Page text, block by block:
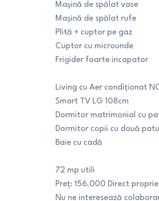
Mașină de spălat vase
Mașină de spălat rufe
Plită + cuptor pe gaz
Cuptor cu microunde
Frigider foarte incapator
Living cu Aer condiționat
Smart TV LG 108cm
Dormitor matrimonial cu
Dormitor copii cu două
Baie cu cadă
72 mp utili
Preț: 156.000 Direct
Nu ne interesează